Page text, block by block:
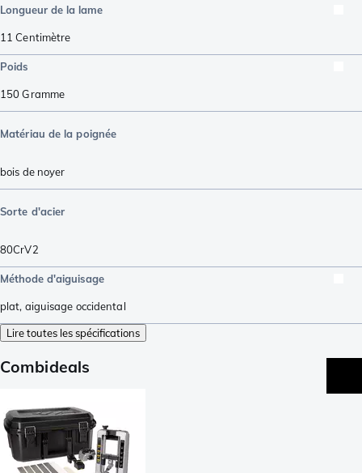
Longueur de la lame
11 Centimètre
Poids
150Gramme
Matériau de la poignée
bois de noyer
Sorte d'acier
80CrV2
Méthode d'aiguisage
plat, aiguisage occidental
Lire toutes les spécifications
Combideals